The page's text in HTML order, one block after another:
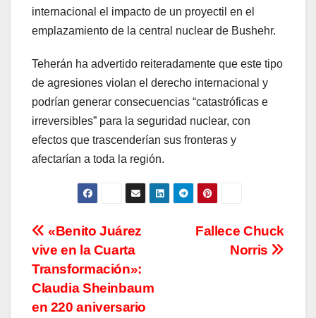
internacional el impacto de un proyectil en el
emplazamiento de la central nuclear de Bushehr.
Teherán ha advertido reiteradamente que este tipo
de agresiones violan el derecho internacional y
podrían generar consecuencias “catastróficas e
irreversibles” para la seguridad nuclear, con
efectos que trascenderían sus fronteras y
afectarían a toda la región.
Navegación
de
entradas
Fallece Chuck
Norris
«Benito Juárez
vive en la Cuarta
Transformación»:
Claudia Sheinbaum
en 220 aniversario